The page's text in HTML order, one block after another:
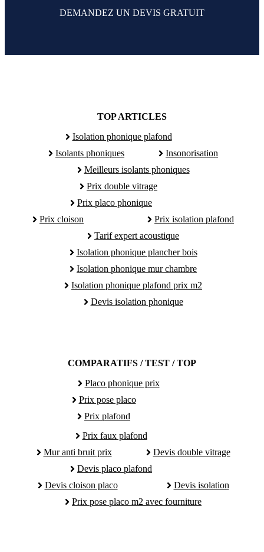
DEMANDEZ UN DEVIS GRATUIT
TOP ARTICLES
Isolation phonique plafond
Isolants phoniques
Insonorisation
Meilleurs isolants phoniques
Prix double vitrage
Prix placo phonique
Prix cloison
Prix isolation plafond
Tarif expert acoustique
Isolation phonique plancher bois
Isolation phonique mur chambre
Isolation phonique plafond prix m2
Devis isolation phonique
COMPARATIFS / TEST / TOP
Placo phonique prix
Prix pose placo
Prix plafond
Prix faux plafond
Mur anti bruit prix
Devis double vitrage
Devis placo plafond
Devis cloison placo
Devis isolation
Prix pose placo m2 avec fourniture